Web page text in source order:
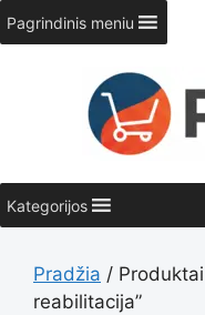
Pereiti
prie
turinio
Pagrindinis meniu
Kategorijos
Pradžia /
reabilitacija”